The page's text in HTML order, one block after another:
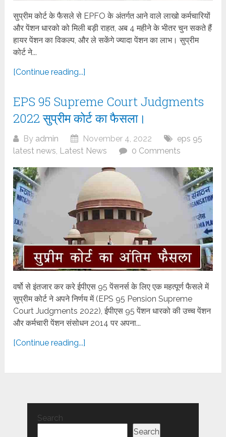
सुप्रीम कोर्ट के फैसले से EPFO के अंतर्गत आने वाले लाखो कर्मचारियों
और पेंशन धारको को मिली बड़ी राहत, अब 4 महीने के भीतर चुन सकते हैं
हायर पेंशन का विकल्प, और ले सकेंगे ज्यादा पेंशन का लाभ। सुप्रीम
कोर्ट ने...
[Continue reading...]
EPS 95 Supreme Court Judgments
2022 सुप्रीम कोर्ट का फैसला।
By admin November 4, 2022
eps 95
latest news, Latest News 0 Comments
वर्षो से इंतजार कर करे ईपीएस 95 पेंसनर्स के लिए एक महत्पूर्ण फैसले में
सुप्रीम कोर्ट ने अपने निर्णय में (EPS 95 Pension Supreme
Court Judgments 2022), ईपीएस 95 पेंशन धारको की उच्च पेंशन
और कर्मचारी पेंशन संसोधन 2014 पर अपना...
[Continue reading...]
Search
Search